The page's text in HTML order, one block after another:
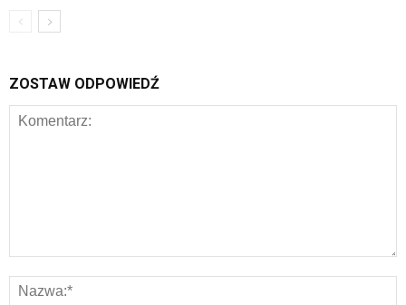
ZOSTAW ODPOWIEDŹ